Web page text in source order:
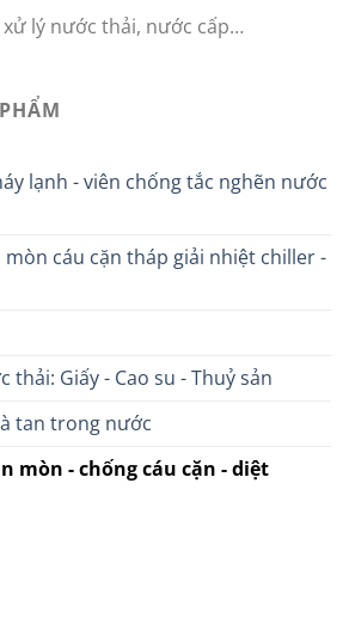
lý nước thải, nước cấp…
lạnh - viên chống tắc nghẽn nước
cáu cặn tháp giải nhiệt chiller -
thải: Giấy - Cao su - Thuỷ sản
tan trong nước
mòn - chống cáu cặn - diệt